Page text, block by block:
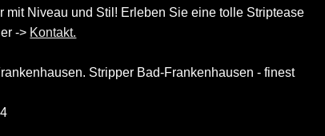
mit Niveau und Stil! Erleben Sie eine tolle Striptease
-> Kontakt.
Stripper Bad-Frankenhausen - finest